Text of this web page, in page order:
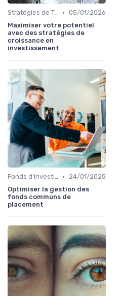
Stratégies de Trading • 05/01/2026
Maximiser votre potentiel
avec des stratégies de
croissance en
investissement
Fonds d'Investissement et ETF •
24/01/2025
Optimiser la gestion des
fonds communs de
placement